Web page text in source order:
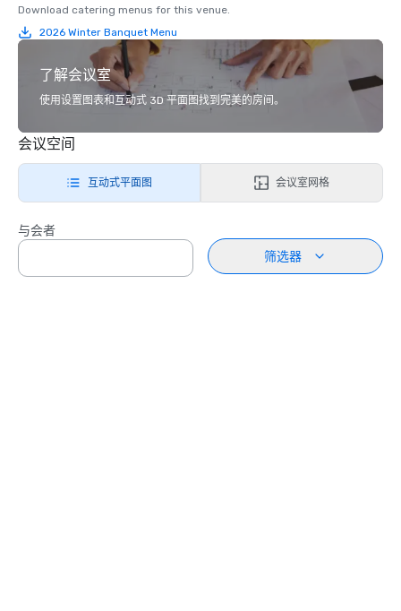
Download catering menus for this venue.
2026 Winter Banquet Menu
了解会议室
使用设置图表和互动式 3D 平面图找到完美的房间。
会议空间
互动式平面图 会议室网格
与会者
筛选器